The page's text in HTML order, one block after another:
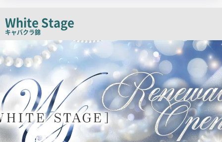
コ
ピ
White Stage
キャバクラ錦
索
結
果
覧
画
像